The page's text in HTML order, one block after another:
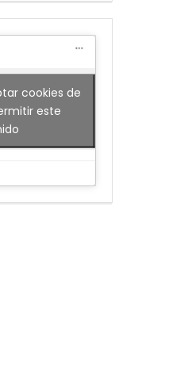
cookies de
este